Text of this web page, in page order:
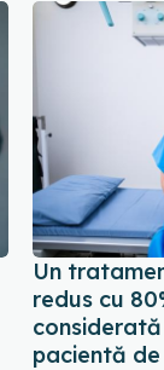
Un
redus cu
pacientă